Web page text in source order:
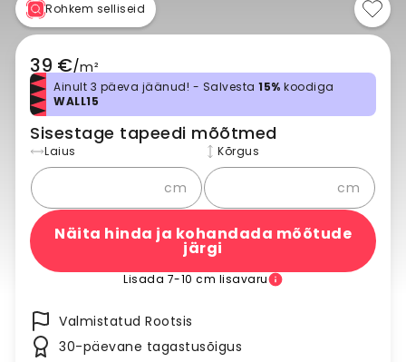
Rohkem selliseid
39 €/m²
Ainult 3 päeva jäänud! - Salvesta 15% koodiga
WALL15
Sisestage tapeedi mõõtmed
Laius
cm
Kõrgus
cm
Näita hinda ja kohandada mõõtude
järgi
Lisada 7-10 cm lisavaru
Valmistatud Rootsis
30-päevane tagastusõigus